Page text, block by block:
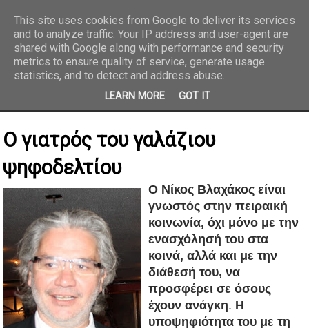
REPORTAZ NET
Ο γιατρός του γαλάζιου
ψηφοδελτίου
Ο Νίκος Βλαχάκος είναι
γνωστός στην πειραική
κοινωνία, όχι μόνο με την
ενασχόλησή του στα
κοινά, αλλά και με την
διάθεσή του, να
προσφέρει σε όσους
έχουν ανάγκη. Η
υποψηφιότητα του με τη
This site uses cookies from Google to deliver its services
and to analyze traffic. Your IP address and user-agent are
shared with Google along with performance and security
metrics to ensure quality of service, generate usage
statistics, and to detect and address abuse.
LEARN MORE GOT IT